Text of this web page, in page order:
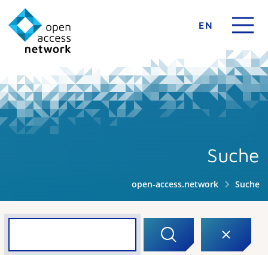
EN
Suche
open-access.network Suche